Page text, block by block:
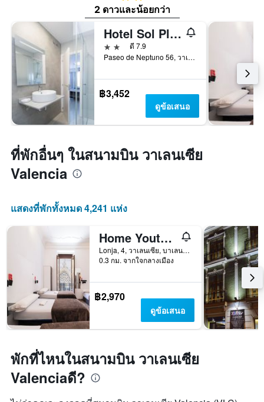
2 ดาวและน้อยกว่า
Hotel Sol Playa
2 ดาว
ดี 7.9
Paseo de Neptuno 56, วาเลนเซีย, บาเลนเซีย, สเปน
฿3,452
ดูข้อเสนอ
ที่พักอื่นๆ ในสนามบิน วาเลนเซีย
Valencia
แสดงที่พักทั้งหมด 4,241 แห่ง
Home Youth Hostel
Lonja, 4, วาเลนเซีย, บาเลนเซีย, สเปน
0.3 กม. จากใจกลางเมือง
฿2,970
ดูข้อเสนอ
พักที่ไหนในสนามบิน วาเลนเซีย
Valenciaดี?